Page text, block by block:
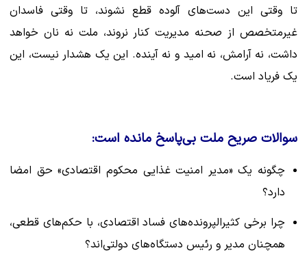
تا وقتی این دست‌های آلوده قطع نشوند، تا وقتی فاسدان
غیرمتخصص از صحنه مدیریت کنار نروند، ملت نه نان خواهد
داشت، نه آرامش، نه امید و نه آینده. این یک هشدار نیست، این
یک فریاد است.
سوالات صریح ملت بی‌پاسخ مانده است:
چگونه یک «مدیر امنیت غذایی محکوم اقتصادی» حق امضا
دارد؟
چرا برخی کثیرالپرونده‌های فساد اقتصادی، با حکم‌های قطعی،
همچنان مدیر و رئیس دستگاه‌های دولتی‌اند؟